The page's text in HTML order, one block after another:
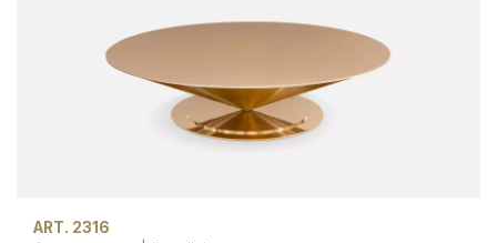
ART. 2316